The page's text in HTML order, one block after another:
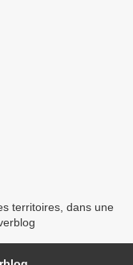
territoires, dans une